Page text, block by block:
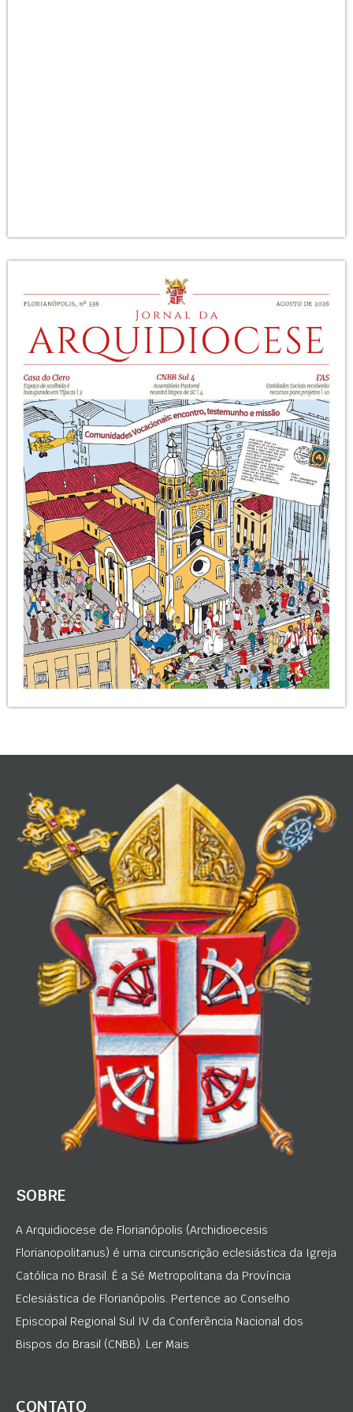
SOBRE
A Arquidiocese de Florianópolis (Archidioecesis
Florianopolitanus) é uma circunscrição eclesiástica da Igreja
Católica no Brasil. É a Sé Metropolitana da Província
Eclesiástica de Florianópolis. Pertence ao Conselho
Episcopal Regional Sul IV da Conferência Nacional dos
Bispos do Brasil (CNBB). Ler Mais
CONTATO